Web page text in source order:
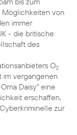
Möglichkeiten von
immer
- die britische
des
O2
im vergangenen
Daisy“ eine
erschaffen,
zur